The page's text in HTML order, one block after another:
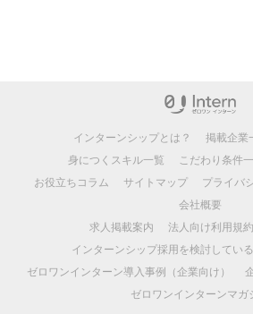
インターンシップとは？ 掲載企業
身につくスキル一覧
こだわり条件
お役立ちコラム
サイトマップ プライバ
会社概要
求人掲載案内
法人向け利用規約
インターンシップ採用を検討してい
ゼロワンインターン導入事例（企業向け）
ゼロワンインターンマガ